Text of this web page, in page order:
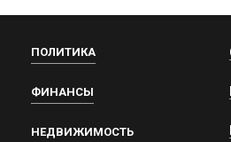
ПОЛИТИКА
ФИНАНСЫ
НЕДВИЖИМОСТЬ